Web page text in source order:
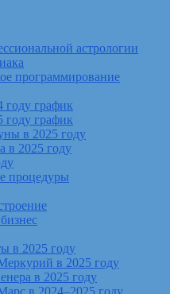
астрологии
программирование
году график
году график
в 2025 году
в 2025 году
процедуры
в 2025 году
в 2025 году
в 2025 году
в 2024–2025 году